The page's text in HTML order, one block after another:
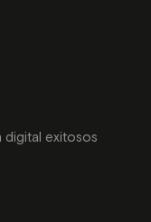
digital exitosos